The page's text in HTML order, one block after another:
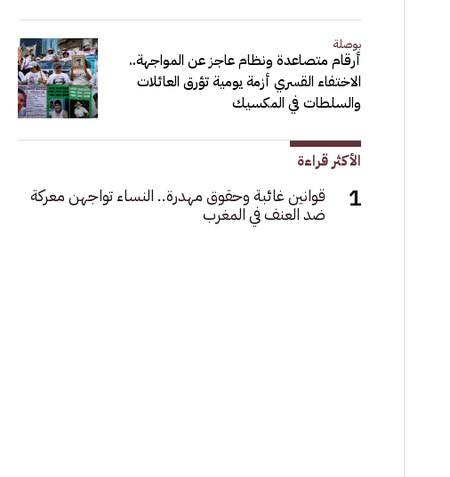
بوصلة
أرقام متصاعدة ونظام عاجز عن المواجهة..
الاختفاء القسري أزمة يومية تؤرق العائلات
والسلطات في المكسيك
الأكثر قراءة
قوانين غائبة وحقوق مهدرة.. النساء تواجهن معركة
ضد العنف في المغرب